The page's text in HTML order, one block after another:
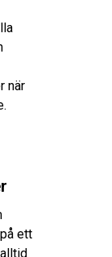
när
ett